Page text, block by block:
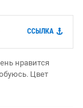
CСЫЛКА
нравится
Цвет